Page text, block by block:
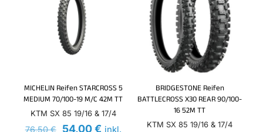
MICHELIN Reifen STARCROSS 5
MEDIUM 70/100-19 M/C 42M TT
KTM SX 85 19/16 & 17/4
76,50€
Ursprünglicher
54,00€Aktueller
inkl.
BRIDGESTONE Reifen
BATTLECROSS X30 REAR 90/100-
16 52M TT
KTM SX 85 19/16 & 17/4